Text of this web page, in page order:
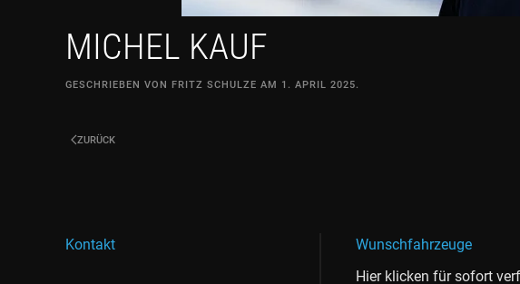
MICHEL KAUF
GESCHRIEBEN VON FRITZ SCHULZE AM 1. APRIL 2025.
ZURÜCK
Kontakt
Wunschfahrzeuge
Hier klicken für sofort